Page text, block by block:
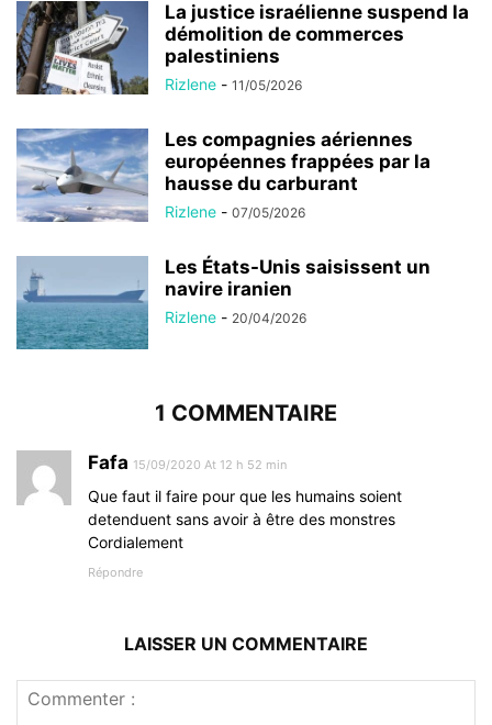
La justice israélienne suspend la
démolition de commerces
palestiniens
Rizlene - 11/05/2026
Les compagnies aériennes
européennes frappées par la
hausse du carburant
Rizlene - 07/05/2026
Les États-Unis saisissent un
navire iranien
Rizlene - 20/04/2026
1 COMMENTAIRE
Fafa 15/09/2020 At 12 h 52 min
Que faut il faire pour que les humains soient
detenduent sans avoir à être des monstres
Cordialement
Répondre
LAISSER UN COMMENTAIRE